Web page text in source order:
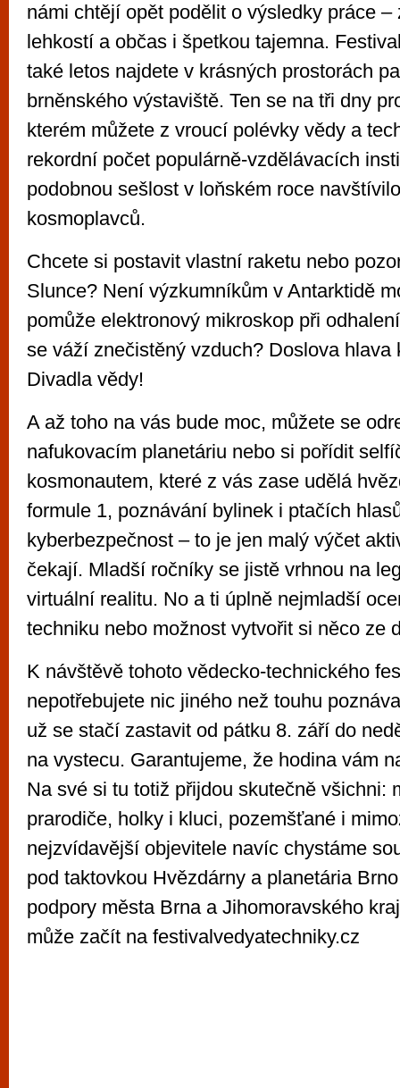
námi chtějí opět podělit o výsledky práce –
lehkostí a občas i špetkou tajemna.
také letos najdete v krásných prostorách
brněnského výstaviště. Ten se na tři dny
kterém můžete z vroucí polévky vědy a
rekordní počet populárně-vzdělávacích
podobnou sešlost v loňském roce
kosmoplavců.
Chcete si postavit vlastní raketu nebo
Slunce? Není výzkumníkům v Antarktidě
pomůže elektronový mikroskop při
se váží znečistěný vzduch? Doslova hlava
Divadla vědy!
A až toho na vás bude moc, můžete se
nafukovacím planetáriu nebo si pořídit
kosmonautem, které z vás zase udělá
formule 1, poznávání bylinek i ptačích
kyberbezpečnost – to je jen malý výčet
čekají. Mladší ročníky se jistě vrhnou na
virtuální realitu. No a ti úplně nejmladší
techniku nebo možnost vytvořit si něco ze
K návštěvě tohoto vědecko-technického
nepotřebujete nic jiného než touhu
už se stačí zastavit od pátku 8. září do
na vystecu. Garantujeme, že hodina vám
Na své si tu totiž přijdou skutečně všichni:
prarodiče, holky i kluci, pozemšťané i
nejzvídavější objevitele navíc chystáme
pod taktovkou Hvězdárny a planetária
podpory města Brna a Jihomoravského
může začít na festivalvedyatechniky.cz